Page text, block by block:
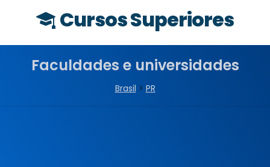
Cursos Superiores
Faculdades e universidades
Brasil > PR